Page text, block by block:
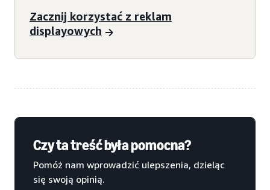
Zacznij korzystać z reklam
displayowych
Czy ta treść była pomocna?
Pomóż nam wprowadzić ulepszenia, dzieląc
się swoją opinią.